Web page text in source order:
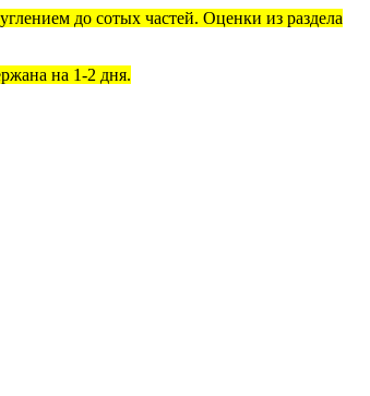
до сотых частей. Оценки из раздела
на 1-2 дня.